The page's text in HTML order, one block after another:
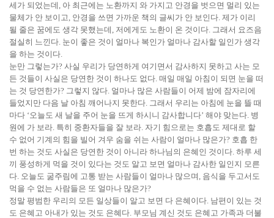
세가 되었는데, 아 최근에는 노환까지 와 가지고 안경을 벗으면 멀리 있는
물체가 안 보이고, 안경을 쓰면 가까운 책의 글씨가 안 보인다. 제가 이리
될 줄은 꿈에도 생각 못했는데, 저에게도 노환이 온 것이다. 그래서 요즈음
절실히 느낀다. 눈이 좋은 것이 얼마나 복인가 얼마나 감사할 일인가 생각
을 하는 것이다.
눈만 그렇는가? 사실 우리가 당연하게 여기면서 감사하지 못하고 사는 모
든 것들이 사실은 당연한 것이 하나도 없다. 매일 매일 아침이 되면 눈을 떠
는 것 당연한가? 그렇지 않다. 얼마나 많은 사람들이 어제 밤에 잠자리에
들었지만 다음 날 아침 깨어나지 못한다. 그래서 우리는 아침에 눈을 뜰 때
마다 ‘오늘도 새 날을 주어 눈을 뜨게 하시니 감사합니다’ 해야 맞는다. 병
원에 가 보라. 특히 중환자들을 잘 보라. 자기 힘으로는 호흡도 제대로 할
수 없어 기계의 힘을 빌어 겨우 숨을 쉬는 사람이 얼마나 많은가? 호흡 한
번 하는 것도 사실은 당연한 것이 아니라 하나님의 은혜인 것이다. 하루 세
끼 풍성하게 먹을 것이 있다는 것도 알고 보면 얼마나 감사한 일인지 모른
다. 오늘도 굶주림에 고통 받는 사람들이 얼마나 많으며, 음식을 두고서도
먹을 수 없는 사람들은 또 얼마나 많은가?
정말 평범한 우리의 모든 일상들이 알고 보면 다 은혜이다. 남편이 있는 것
도 은혜고 아내가 있는 것도 은혜다. 부모님 계신 것도 은혜고 가족과 더불